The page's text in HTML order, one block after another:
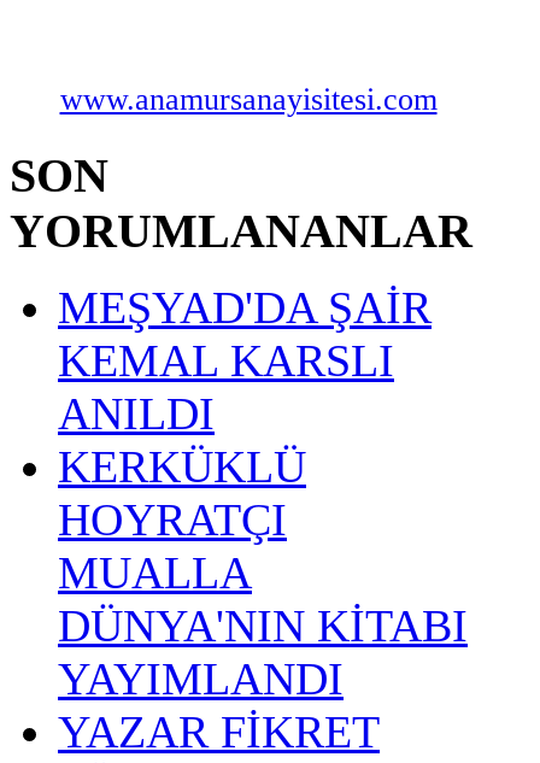
www.anamursanayisitesi.com
SON
YORUMLANANLAR
MEŞYAD'DA ŞAİR
KEMAL KARSLI
ANILDI
KERKÜKLÜ
HOYRATÇI
MUALLA
DÜNYA'NIN KİTABI
YAYIMLANDI
YAZAR FİKRET